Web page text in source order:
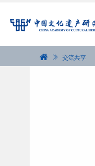
交流共享